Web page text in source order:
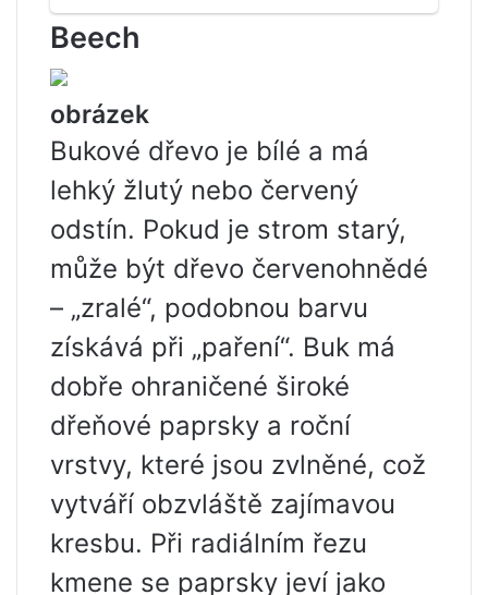
Beech
obrázek
Bukové dřevo je bílé a má
lehký žlutý nebo červený
odstín. Pokud je strom starý,
může být dřevo červenohnědé
– „zralé“, podobnou barvu
získává při „paření“. Buk má
dobře ohraničené široké
dřeňové paprsky a roční
vrstvy, které jsou zvlněné, což
vytváří obzvláště zajímavou
kresbu. Při radiálním řezu
kmene se paprsky jeví jako